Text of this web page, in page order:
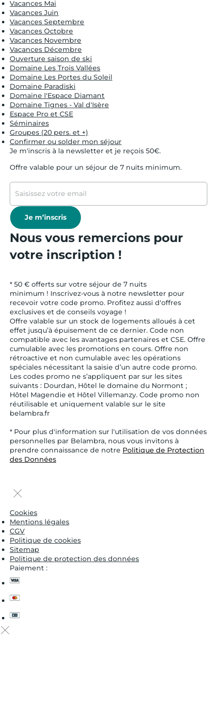
Vacances Mai
Vacances Juin
Vacances Septembre
Vacances Octobre
Vacances Novembre
Vacances Décembre
Ouverture saison de ski
Domaine Les Trois Vallées
Domaine Les Portes du Soleil
Domaine Paradiski
Domaine l'Espace Diamant
Domaine Tignes - Val d'Isère
Espace Pro et CSE
Séminaires
Groupes (20 pers. et +)
Confirmer ou solder mon séjour
Je m'inscris à la newsletter et je reçois 50€.
Offre valable pour un séjour de 7 nuits minimum.
Je m’inscris
Nous vous remercions pour
votre inscription !
* 50 € offerts sur votre séjour de 7 nuits
minimum ! Inscrivez-vous à notre newsletter pour
recevoir votre code promo. Profitez aussi d'offres
exclusives et de conseils voyage !
Offre valable sur un stock de logements alloués à cet
effet jusqu’à épuisement de ce dernier. Code non
compatible avec les avantages partenaires et CSE. Offre
cumulable avec les promotions en cours. Offre non
rétroactive et non cumulable avec les opérations
spéciales nécessitant la saisie d’un autre code promo.
Les codes promo ne s’appliquent par sur les sites
suivants : Dourdan, Hôtel le domaine du Normont ;
Hôtel Magendie et Hôtel Villemanzy. Code promo non
réutilisable et uniquement valable sur le site
belambra.fr
* Pour plus d'information sur l'utilisation de vos données
personnelles par Belambra, nous vous invitons à
prendre connaissance de notre Politique de Protection
des Données
Cookies
Mentions légales
CGV
Politique de cookies
Sitemap
Politique de protection des données
Paiement :
visa
master
cb